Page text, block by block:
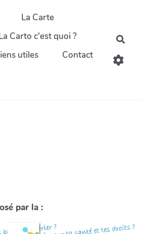
La Carte
Carto c'est quoi ?
utiles
Contact
par la :